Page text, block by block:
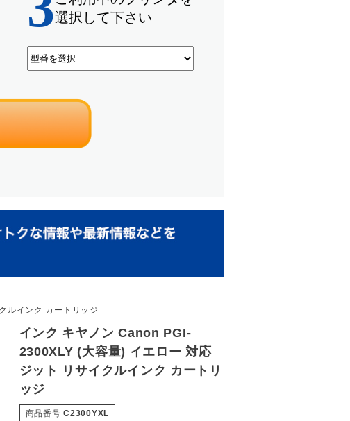
ルインク カートリッジ
インク キヤノン Canon PGI-
2300XLY (大容量) イエロー 対応
ジット リサイクルインク カートリ
ッジ
商品番号 C2300YXL